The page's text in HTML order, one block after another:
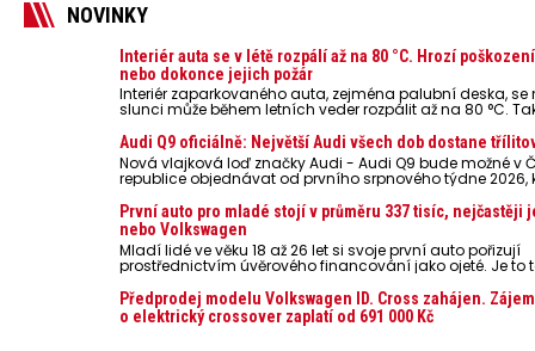
NOVINKY
Interiér auta se v létě rozpálí až na 80 °C. Hrozí
nebo dokonce jejich požár
Interiér zaparkovaného auta, zejména palubní deska,
slunci může během letních veder rozpálit až na 80 °C.
nebo notebooky. Můžou urychlit stárnutí baterií, poškodit
ve výjimečných případech i zvýšit riziko požáru.
Audi Q9 oficiálně: Největší Audi všech dob dostane
Nová vlajková loď značky Audi - Audi Q9 bude možné v
republice objednávat od prvního srpnového týdne 2026,
První auto pro mladé stojí v průměru 337 tisíc, nejčastěji
nebo Volkswagen
Mladí lidé ve věku 18 až 26 let si svoje první auto pořizují
prostřednictvím úvěrového financování jako ojeté. Je to
dosahuje 337 tisíc korun a průměrná financovaná
251 tisíc korun. Vyplývá to z dat Leasingu České
posledních 10 let (2016–2026).
Předprodej modelu Volkswagen ID. Cross zahájen.
o elektrický crossover zaplatí od 691 000 Kč